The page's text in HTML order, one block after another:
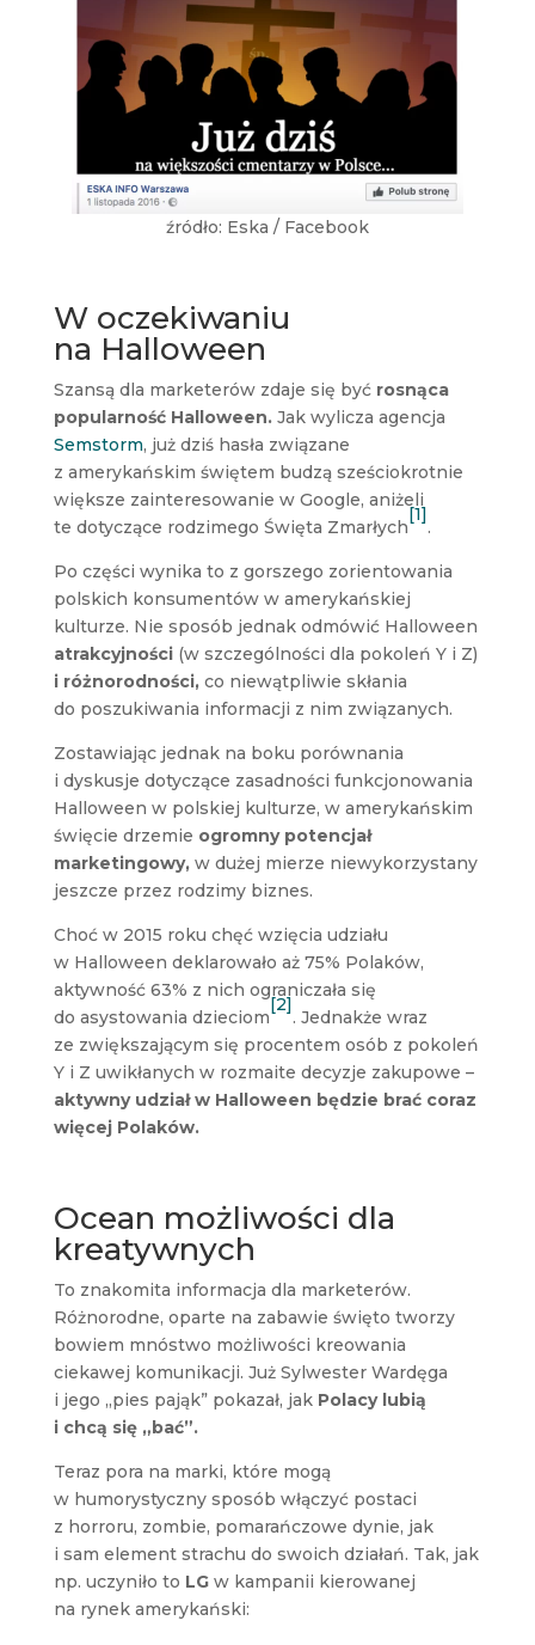
źródło: Eska / Facebook
W oczekiwaniu
na Halloween
Szansą dla marketerów zdaje się być rosnąca
popularność Halloween.Jak wylicza agencja
Semstorm, już dziś hasła związane
z amerykańskim świętem budzą sześciokrotnie
większe zainteresowanie w Google, aniżeli
te dotyczące rodzimego Święta Zmarłych
[1]
.
Po części wynika to z gorszego zorientowania
polskich konsumentów w amerykańskiej
kulturze. Nie sposób jednak odmówić Halloween
atrakcyjności(w szczególności dla pokoleń Y i Z)
i różnorodności,co niewątpliwie skłania
do poszukiwania informacji z nim związanych.
Zostawiając jednak na boku porównania
i dyskusje dotyczące zasadności funkcjonowania
Halloween w polskiej kulturze, w amerykańskim
święcie drzemie ogromny potencjał
marketingowy,w dużej mierze niewykorzystany
jeszcze przez rodzimy biznes.
Choć w 2015 roku chęć wzięcia udziału
w Halloween deklarowało aż 75% Polaków,
aktywność 63% z nich ograniczała się
do asystowania dzieciom
[2]
. Jednakże wraz
ze zwiększającym się procentem osób z pokoleń
Y i Z uwikłanych w rozmaite decyzje zakupowe –
aktywny udział w Halloween będzie brać coraz
więcej Polaków.
Ocean możliwości dla
kreatywnych
To znakomita informacja dla marketerów.
Różnorodne, oparte na zabawie święto tworzy
bowiem mnóstwo możliwości kreowania
ciekawej komunikacji. Już Sylwester Wardęga
i jego „pies pająk” pokazał, jak Polacy lubią
i chcą się „bać”.
Teraz pora na marki, które mogą
w humorystyczny sposób włączyć postaci
z horroru, zombie, pomarańczowe dynie, jak
i sam element strachu do swoich działań. Tak, jak
np. uczyniło to LGw kampanii kierowanej
na rynek amerykański: